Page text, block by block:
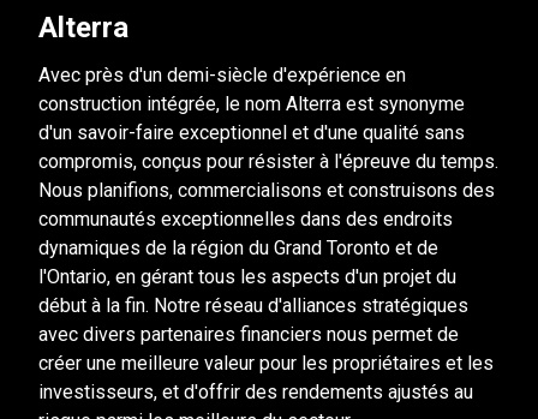
Alterra
Avec près d'un demi-siècle d'expérience en
construction intégrée, le nom Alterra est synonyme
d'un savoir-faire exceptionnel et d'une qualité sans
compromis, conçus pour résister à l'épreuve du temps.
Nous planifions, commercialisons et construisons des
communautés exceptionnelles dans des endroits
dynamiques de la région du Grand Toronto et de
l'Ontario, en gérant tous les aspects d'un projet du
début à la fin. Notre réseau d'alliances stratégiques
avec divers partenaires financiers nous permet de
créer une meilleure valeur pour les propriétaires et les
investisseurs, et d'offrir des rendements ajustés au